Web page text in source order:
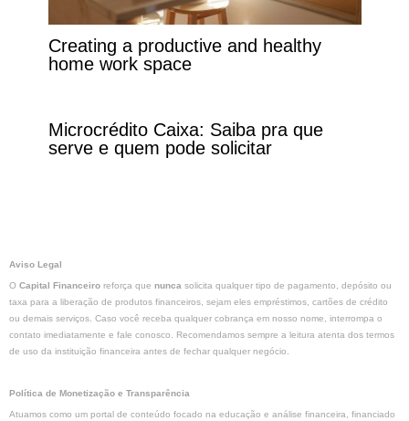
Creating a productive and healthy
home work space
Microcrédito Caixa: Saiba pra que
serve e quem pode solicitar
Aviso Legal
O Capital Financeiro reforça que nunca solicita qualquer tipo de pagamento, depósito ou
taxa para a liberação de produtos financeiros, sejam eles empréstimos, cartões de crédito
ou demais serviços. Caso você receba qualquer cobrança em nosso nome, interrompa o
contato imediatamente e fale conosco. Recomendamos sempre a leitura atenta dos termos
de uso da instituição financeira antes de fechar qualquer negócio.
Política de Monetização e Transparência
Atuamos como um portal de conteúdo focado na educação e análise financeira, financiado